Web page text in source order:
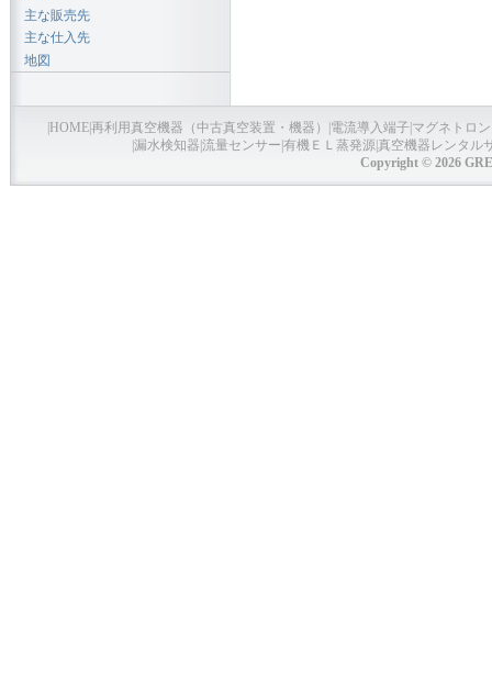
主な販売先
主な仕入先
地図
HOME再利用真空機器（中古真空装置・機器） 電流導入端子 マグネトロ
漏水検知器 流量センサー 有機ＥＬ蒸発源真空機器レンタル
Copyright © 2026